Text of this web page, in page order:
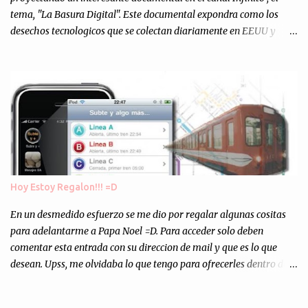
tema, "La Basura Digital". Este documental expondra como los
desechos tecnologicos que se colectan diariamente en EEUU y
Asi, todos los residuos sonincinerados produciendo lo que los
ambientalistas llaman "La Pesadilla de la Edad Cibernetica". La
transmision es el Domingo 2 de diciembre a las 21:00 hs. Me
parecio muy interesante, no creo que lo pueda ver por la hora, asi
que los comentarios los dejo en sus manos...
Hoy Estoy Regalon!!! =D
En un desmedido esfuerzo se me dio por regalar algunas cositas
para adelantarme a Papa Noel =D. Para acceder solo deben
comentar esta entrada con su direccion de mail y que es lo que
desean. Upss, me olvidaba lo que tengo para ofrecerles dentro de